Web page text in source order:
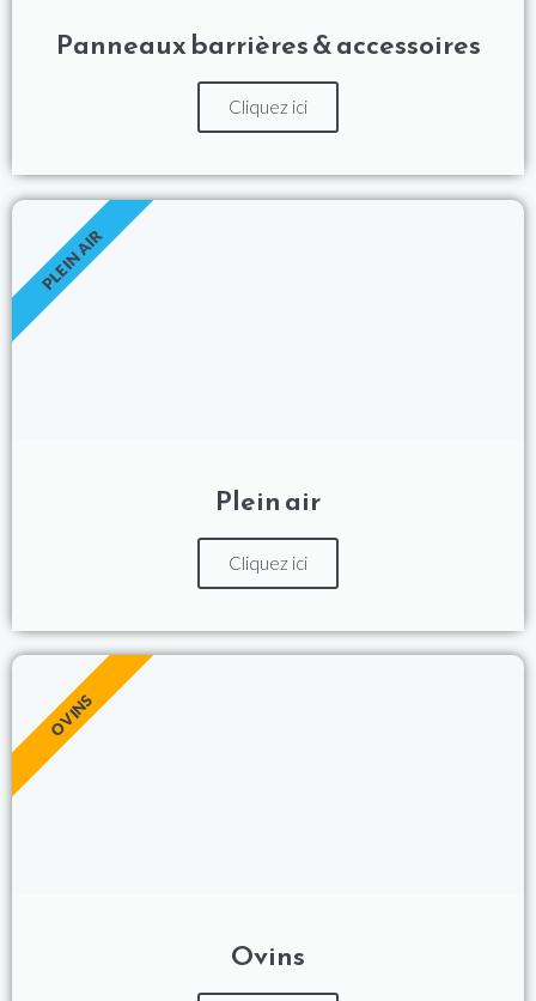
Panneaux barrières & accessoires
Cliquez ici
Plein air
Cliquez ici
PLEIN AIR
Ovins
OVINS